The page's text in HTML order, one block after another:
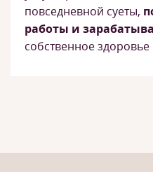
повседневной суеты,
работы и
собственное